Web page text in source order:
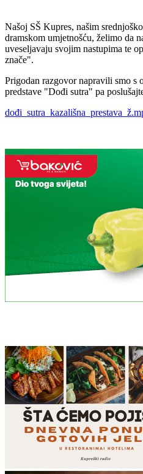
Našoj SŠ Kupres, našim
dramskom umjetnošću, želimo da
uveseljavaju svojim nastupima te
znače".
Prigodan razgovor napravili smo s
predstave "Dođi sutra" pa